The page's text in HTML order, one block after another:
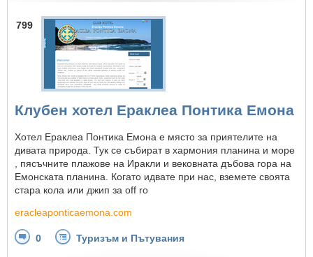
799
Клубен хотел Ераклеа Понтика Емона
Хотел Ераклеа Понтика Емона е място за приятелите на
дивата природа. Тук се събират в хармония планина и море
, пясъчните плажове на Иракли и вековната дъбова гора на
Емонската планина. Когато идвате при нас, вземете своята
стара кола или джип за off ro
eracleaponticaemona.com
0 Туризъм и Пътувания